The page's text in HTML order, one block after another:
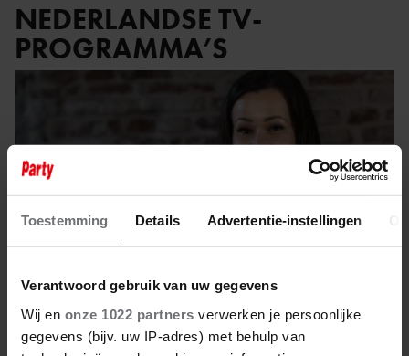
Toestemming Details Advertentie-instellingen
Verantwoord gebruik van uw gegevens
Wij en onze 1022 partners verwerken je persoonlijke
gegevens (bijv. uw IP-adres) met behulp van
NEDERLANDSE TV-
PROGRAMMA’S